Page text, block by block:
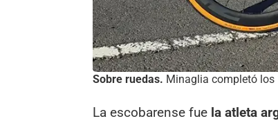
Sobre ruedas. Minaglia completó los
La escobarense fue la atleta